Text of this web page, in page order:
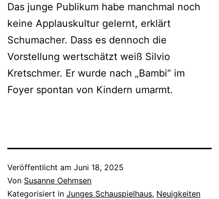
Das junge Publikum habe manchmal noch
keine Applauskultur gelernt, erklärt
Schumacher. Dass es dennoch die
Vorstellung wertschätzt weiß Silvio
Kretschmer. Er wurde nach „Bambi“ im
Foyer spontan von Kindern umarmt.
Veröffentlicht am Juni 18, 2025
Von Susanne Oehmsen
Kategorisiert in Junges Schauspielhaus, Neuigkeiten